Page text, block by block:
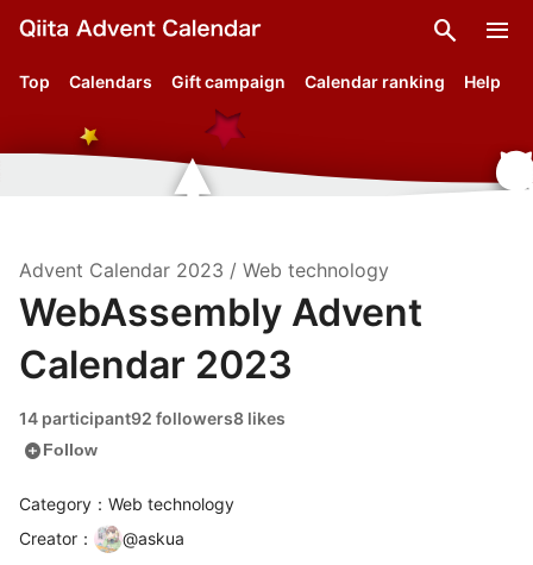
search menu
Top Calendars Gift campaign Calendar ranking Help
Advent Calendar 2023 / Web technology
WebAssembly Advent
Calendar 2023
14 participant92 followers8 likes
add_circleFollow
Category：Web technology
Creator ： @askua